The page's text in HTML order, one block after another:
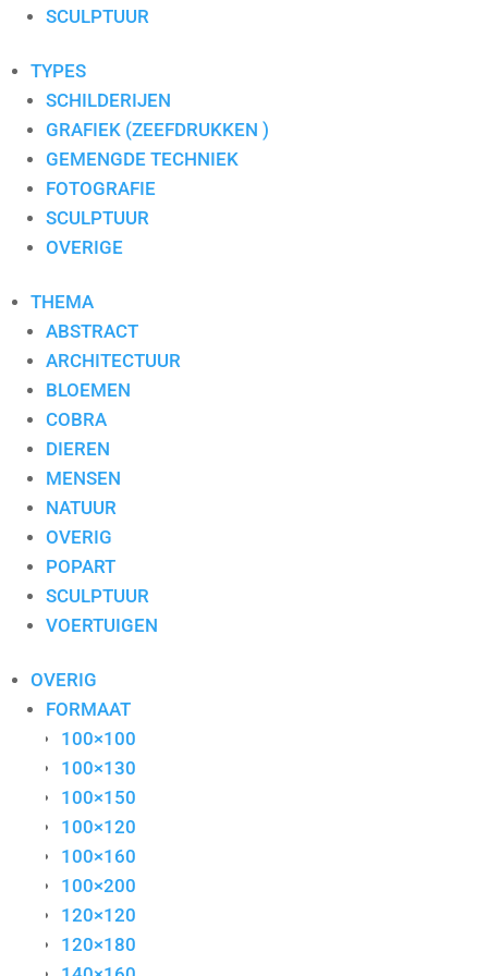
S. PAULISSEN
SJER JACOBS
SUSAN RUITER
THEO KOSTER
THEO ONNES
TINEKE ROIJMANS
VAN DAM
VAN DER MADE
WIL WILLEMSE
SCULPTUUR
TYPES
SCHILDERIJEN
GRAFIEK (ZEEFDRUKKEN )
GEMENGDE TECHNIEK
FOTOGRAFIE
SCULPTUUR
OVERIGE
THEMA
ABSTRACT
ARCHITECTUUR
BLOEMEN
COBRA
DIEREN
MENSEN
NATUUR
OVERIG
POPART
SCULPTUUR
VOERTUIGEN
OVERIG
FORMAAT
100×100
100×130
100×150
100×120
100×160
100×200
120×120
120×180